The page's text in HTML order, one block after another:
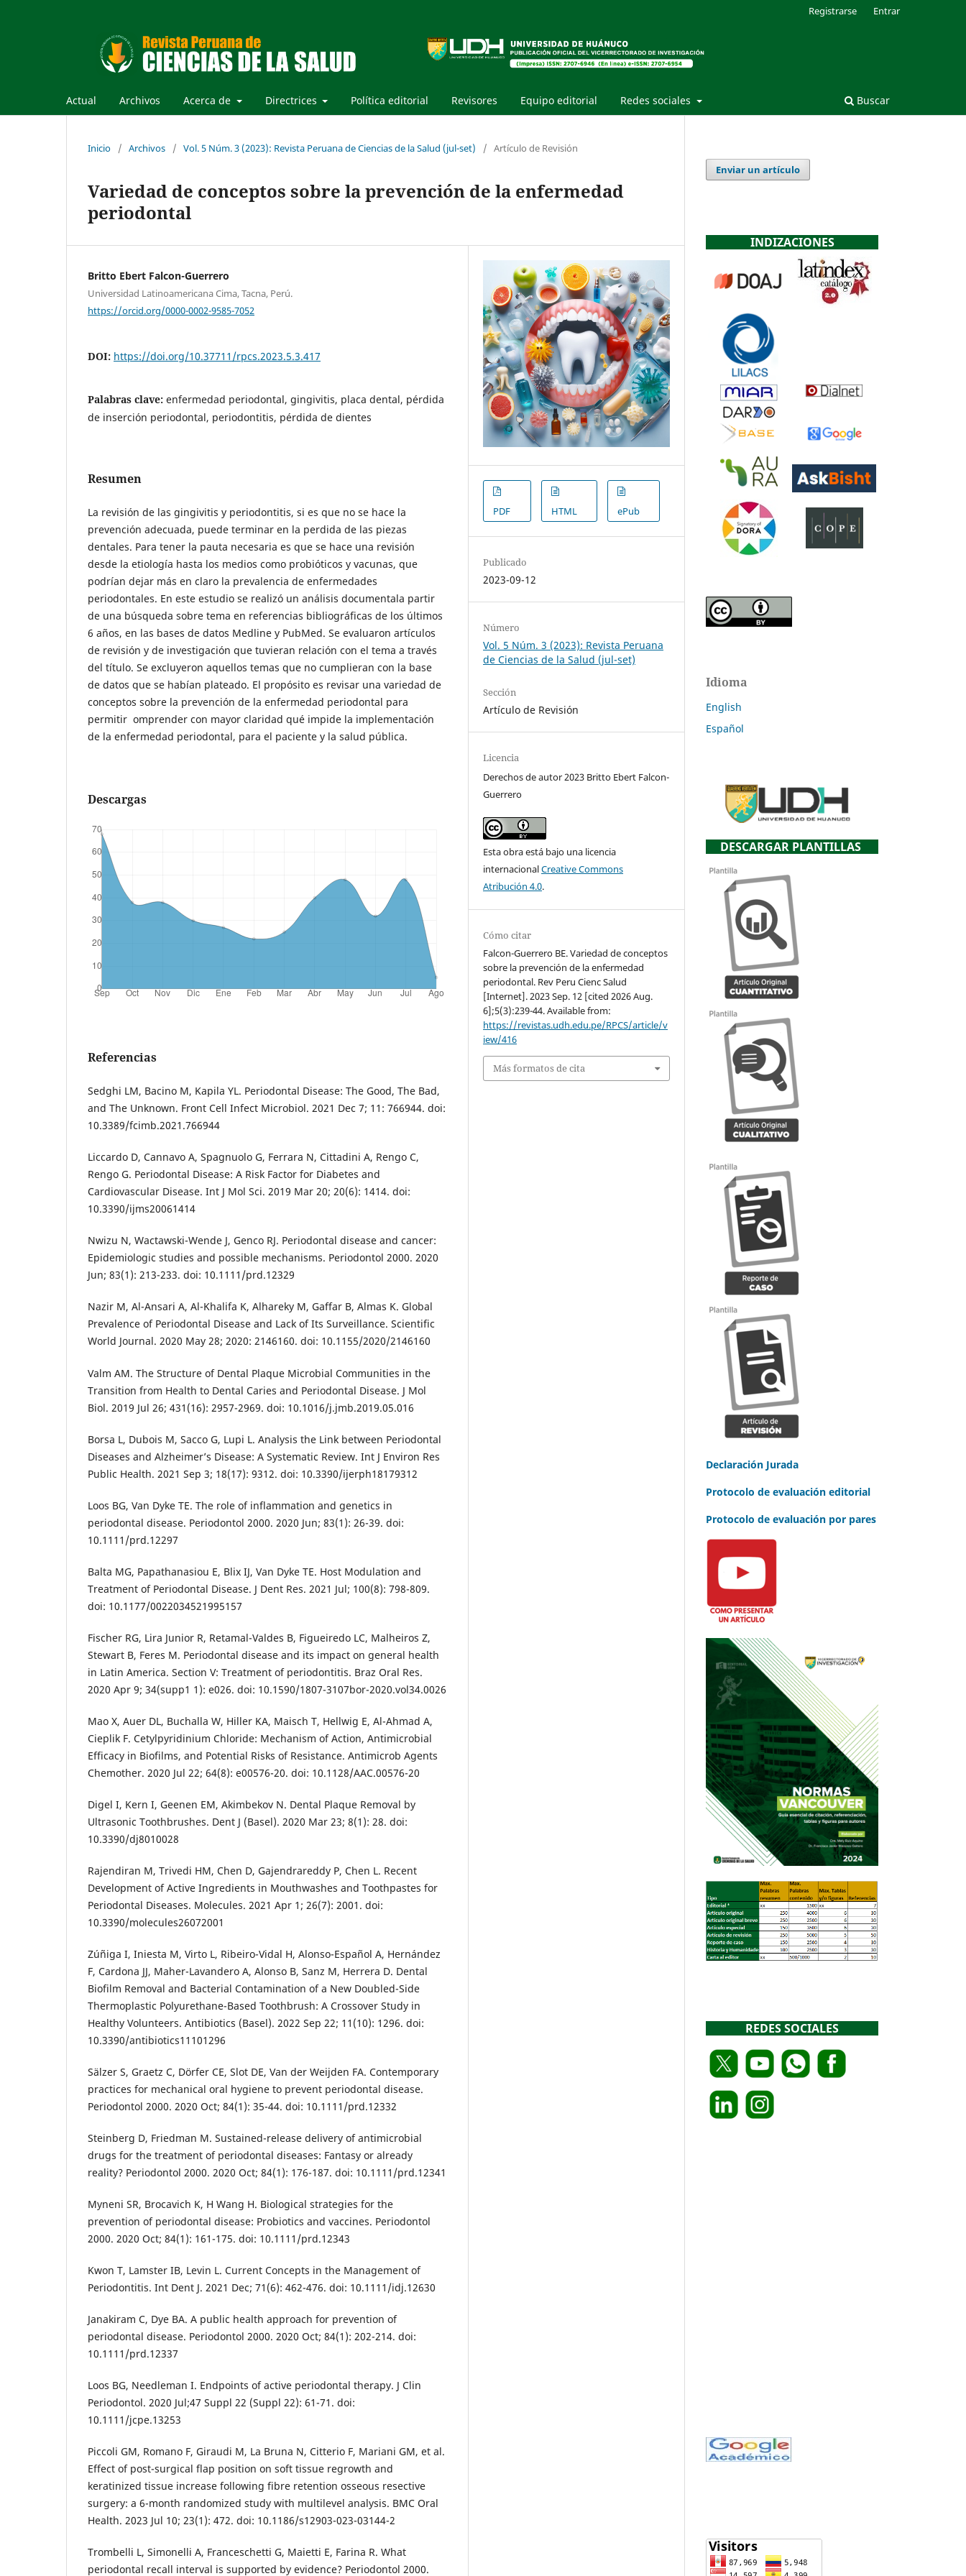
Actual Archivos Acerca de Directrices Política editorial Revisores Equipo editorial Redes sociales Buscar
Registrarse Entrar
Inicio / Archivos / Vol. 5 Núm. 3 (2023): Revista Peruana de Ciencias de la Salud (jul-set) / Artículo de Revisión
Variedad de conceptos sobre la prevención de la enfermedad
periodontal
Britto Ebert Falcon-Guerrero
Universidad Latinoamericana Cima, Tacna, Perú.
https://orcid.org/0000-0002-9585-7052
DOI: https://doi.org/10.37711/rpcs.2023.5.3.417
Palabras clave: enfermedad periodontal, gingivitis, placa dental, pérdida
de inserción periodontal, periodontitis, pérdida de dientes
Resumen
La revisión de las gingivitis y periodontitis, si es que no se hace la
prevención adecuada, puede terminar en la perdida de las piezas
dentales. Para tener la pauta necesaria es que se hace una revisión
desde la etiología hasta los medios como probióticos y vacunas, que
podrían dejar más en claro la prevalencia de enfermedades
periodontales. En este estudio se realizó un análisis documentala partir
de una búsqueda sobre tema en referencias bibliográficas de los últimos
6 años, en las bases de datos Medline y PubMed. Se evaluaron artículos
de revisión y de investigación que tuvieran relación con el tema a través
del título. Se excluyeron aquellos temas que no cumplieran con la base
de datos que se habían plateado. El propósito es revisar una variedad de
conceptos sobre la prevención de la enfermedad periodontal para
permitir omprender con mayor claridad qué impide la implementación
de la enfermedad periodontal, para el paciente y la salud pública.
Descargas
Referencias
Sedghi LM, Bacino M, Kapila YL. Periodontal Disease: The Good, The Bad,
and The Unknown. Front Cell Infect Microbiol. 2021 Dec 7; 11: 766944. doi:
10.3389/fcimb.2021.766944
Liccardo D, Cannavo A, Spagnuolo G, Ferrara N, Cittadini A, Rengo C,
Rengo G. Periodontal Disease: A Risk Factor for Diabetes and
Cardiovascular Disease. Int J Mol Sci. 2019 Mar 20; 20(6): 1414. doi:
10.3390/ijms20061414
Nwizu N, Wactawski-Wende J, Genco RJ. Periodontal disease and cancer:
Epidemiologic studies and possible mechanisms. Periodontol 2000. 2020
Jun; 83(1): 213-233. doi: 10.1111/prd.12329
Nazir M, Al-Ansari A, Al-Khalifa K, Alhareky M, Gaffar B, Almas K. Global
Prevalence of Periodontal Disease and Lack of Its Surveillance. Scientific
World Journal. 2020 May 28; 2020: 2146160. doi: 10.1155/2020/2146160
Valm AM. The Structure of Dental Plaque Microbial Communities in the
Transition from Health to Dental Caries and Periodontal Disease. J Mol
Biol. 2019 Jul 26; 431(16): 2957-2969. doi: 10.1016/j.jmb.2019.05.016
Borsa L, Dubois M, Sacco G, Lupi L. Analysis the Link between Periodontal
Diseases and Alzheimer’s Disease: A Systematic Review. Int J Environ Res
Public Health. 2021 Sep 3; 18(17): 9312. doi: 10.3390/ijerph18179312
Loos BG, Van Dyke TE. The role of inflammation and genetics in
periodontal disease. Periodontol 2000. 2020 Jun; 83(1): 26-39. doi:
10.1111/prd.12297
Balta MG, Papathanasiou E, Blix IJ, Van Dyke TE. Host Modulation and
Treatment of Periodontal Disease. J Dent Res. 2021 Jul; 100(8): 798-809.
doi: 10.1177/0022034521995157
Fischer RG, Lira Junior R, Retamal-Valdes B, Figueiredo LC, Malheiros Z,
Stewart B, Feres M. Periodontal disease and its impact on general health
in Latin America. Section V: Treatment of periodontitis. Braz Oral Res.
2020 Apr 9; 34(supp1 1): e026. doi: 10.1590/1807-3107bor-2020.vol34.0026
Mao X, Auer DL, Buchalla W, Hiller KA, Maisch T, Hellwig E, Al-Ahmad A,
Cieplik F. Cetylpyridinium Chloride: Mechanism of Action, Antimicrobial
Efficacy in Biofilms, and Potential Risks of Resistance. Antimicrob Agents
Chemother. 2020 Jul 22; 64(8): e00576-20. doi: 10.1128/AAC.00576-20
Digel I, Kern I, Geenen EM, Akimbekov N. Dental Plaque Removal by
Ultrasonic Toothbrushes. Dent J (Basel). 2020 Mar 23; 8(1): 28. doi:
10.3390/dj8010028
Rajendiran M, Trivedi HM, Chen D, Gajendrareddy P, Chen L. Recent
Development of Active Ingredients in Mouthwashes and Toothpastes for
Periodontal Diseases. Molecules. 2021 Apr 1; 26(7): 2001. doi:
10.3390/molecules26072001
Zúñiga I, Iniesta M, Virto L, Ribeiro-Vidal H, Alonso-Español A, Hernández
F, Cardona JJ, Maher-Lavandero A, Alonso B, Sanz M, Herrera D. Dental
Biofilm Removal and Bacterial Contamination of a New Doubled-Side
Thermoplastic Polyurethane-Based Toothbrush: A Crossover Study in
Healthy Volunteers. Antibiotics (Basel). 2022 Sep 22; 11(10): 1296. doi:
10.3390/antibiotics11101296
Sälzer S, Graetz C, Dörfer CE, Slot DE, Van der Weijden FA. Contemporary
practices for mechanical oral hygiene to prevent periodontal disease.
Periodontol 2000. 2020 Oct; 84(1): 35-44. doi: 10.1111/prd.12332
Steinberg D, Friedman M. Sustained-release delivery of antimicrobial
drugs for the treatment of periodontal diseases: Fantasy or already
reality? Periodontol 2000. 2020 Oct; 84(1): 176-187. doi: 10.1111/prd.12341
Myneni SR, Brocavich K, H Wang H. Biological strategies for the
prevention of periodontal disease: Probiotics and vaccines. Periodontol
2000. 2020 Oct; 84(1): 161-175. doi: 10.1111/prd.12343
Kwon T, Lamster IB, Levin L. Current Concepts in the Management of
Periodontitis. Int Dent J. 2021 Dec; 71(6): 462-476. doi: 10.1111/idj.12630
Janakiram C, Dye BA. A public health approach for prevention of
periodontal disease. Periodontol 2000. 2020 Oct; 84(1): 202-214. doi:
10.1111/prd.12337
Loos BG, Needleman I. Endpoints of active periodontal therapy. J Clin
Periodontol. 2020 Jul;47 Suppl 22 (Suppl 22): 61-71. doi:
10.1111/jcpe.13253
Piccoli GM, Romano F, Giraudi M, La Bruna N, Citterio F, Mariani GM, et al.
Effect of post-surgical flap position on soft tissue regrowth and
keratinized tissue increase following fibre retention osseous resective
surgery: a 6-month randomized study with multilevel analysis. BMC Oral
Health. 2023 Jul 10; 23(1): 472. doi: 10.1186/s12903-023-03144-2
Trombelli L, Simonelli A, Franceschetti G, Maietti E, Farina R. What
periodontal recall interval is supported by evidence? Periodontol 2000.
PDF HTML ePub
Publicado
2023-09-12
Número
Vol. 5 Núm. 3 (2023): Revista Peruana
de Ciencias de la Salud (jul-set)
Sección
Artículo de Revisión
Licencia
Derechos de autor 2023 Britto Ebert Falcon-
Guerrero
Esta obra está bajo una licencia
internacionalCreative Commons
Atribución 4.0.
Cómo citar
Falcon-Guerrero BE. Variedad de conceptos
sobre la prevención de la enfermedad
periodontal. Rev Peru Cienc Salud
[Internet]. 2023 Sep. 12 [cited 2026 Aug.
6];5(3):239-44. Available from:
https://revistas.udh.edu.pe/RPCS/article/v
iew/416
Más formatos de cita
Enviar un artículo
INDIZACIONES
Idioma
English
Español
DESCARGAR PLANTILLAS
Declaración Jurada
Protocolo de evaluación editorial
Protocolo de evaluación por pares
REDES SOCIALES